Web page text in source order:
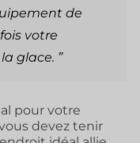
de
votre
glace. ”
pour votre
devez tenir